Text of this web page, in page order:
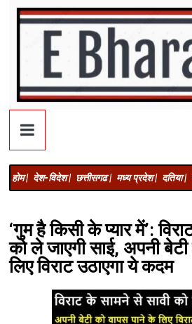
होम | देश-विदेश | छत्तीसगढ | मध्य प्रदेश | दतिया |
‘गुम है किसी के प्यार में’:
को ले जाएगी साई, अपनी
लिए विराट उठाएगा ये कदम